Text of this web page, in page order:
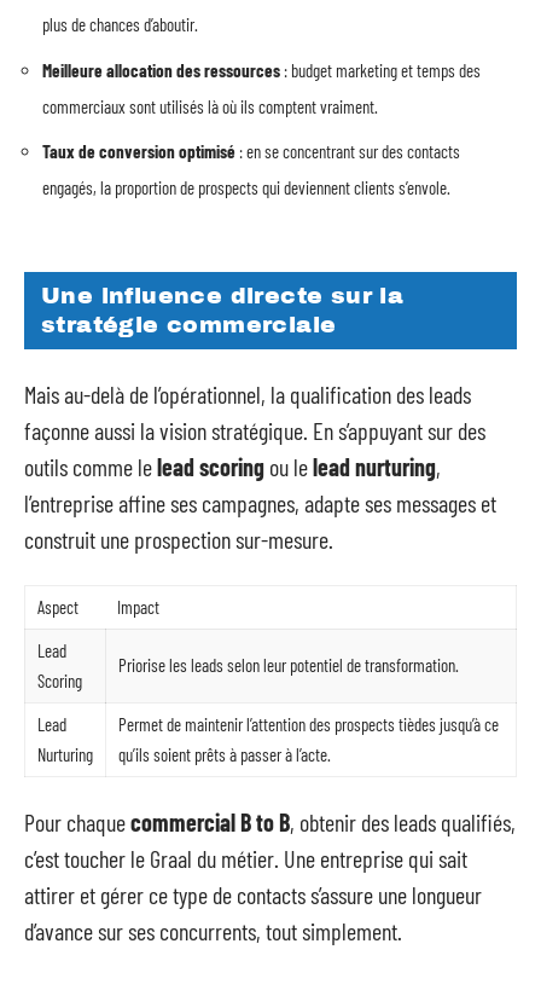
plus de chances d’aboutir.
Meilleure allocation des ressources : budget marketing et temps des
commerciaux sont utilisés là où ils comptent vraiment.
Taux de conversion optimisé : en se concentrant sur des contacts
engagés, la proportion de prospects qui deviennent clients s’envole.
Une influence directe sur la
stratégie commerciale
Mais au-delà de l’opérationnel, la qualification des leads
façonne aussi la vision stratégique. En s’appuyant sur des
outils comme lelead scoring ou lelead nurturing,
l’entreprise affine ses campagnes, adapte ses messages et
construit une prospection sur-mesure.
Aspect
Impact
Lead
Scoring
Priorise les leads selon leur potentiel de transformation.
Lead
Nurturing
Permet de maintenir l’attention des prospects tièdes jusqu’à ce
qu’ils soient prêts à passer à l’acte.
Pour chaquecommercial B to B, obtenir des leads qualifiés,
c’est toucher le Graal du métier. Une entreprise qui sait
attirer et gérer ce type de contacts s’assure une longueur
d’avance sur ses concurrents, tout simplement.